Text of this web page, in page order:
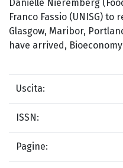
Danielle Nieremberg
Franco Fassio (UNISG)
Glasgow, Maribor,
have arrived,
Uscita:
ISSN:
Pagine: